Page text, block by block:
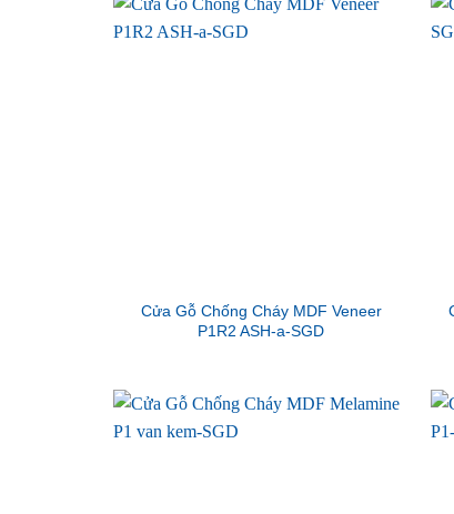
Cửa Gỗ Chống Cháy MDF Veneer
P1R2 ASH-a-SGD